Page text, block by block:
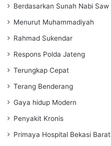
Berdasarkan Sunah Nabi Saw
Menurut Muhammadiyah
Rahmad Sukendar
Respons Polda Jateng
Terungkap Cepat
Terang Benderang
Gaya hidup Modern
Penyakit Kronis
Primaya Hospital Bekasi Barat